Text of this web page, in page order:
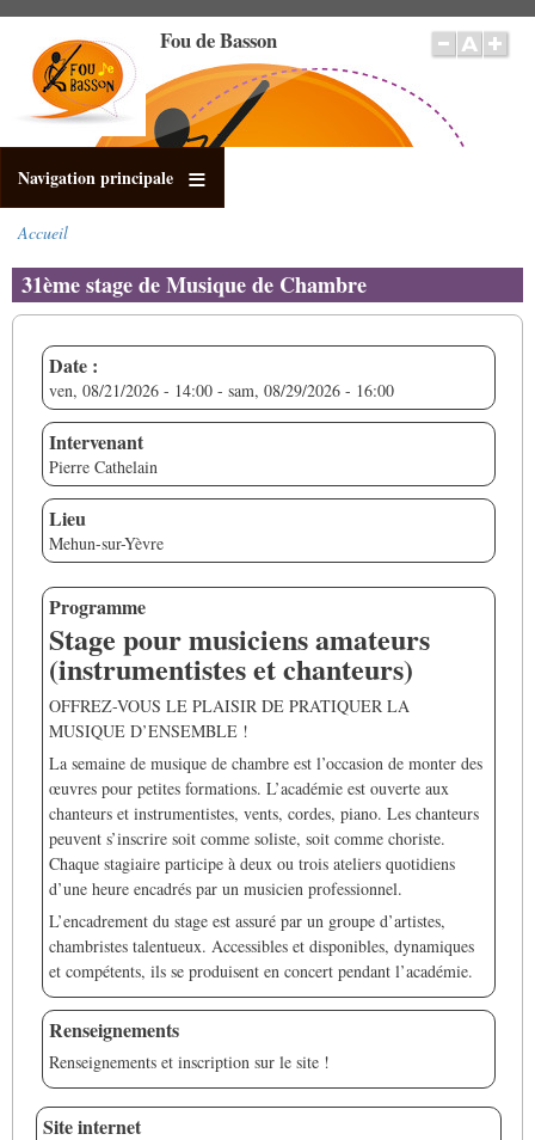
contenu
principal
Fou de Basson
Navigation principale
d'Ariane
Accueil
31ème stage de Musique de Chambre
Date :
ven, 08/21/2026 - 14:00 - sam, 08/29/2026 - 16:00
Intervenant
Pierre Cathelain
Lieu
Mehun-sur-Yèvre
Programme
Stage pour musiciens amateurs
(instrumentistes et chanteurs)
OFFREZ-VOUS LE PLAISIR DE PRATIQUER LA
MUSIQUE D’ENSEMBLE !
La semaine de musique de chambre est l’occasion de monter des
œuvres pour petites formations. L’académie est ouverte aux
chanteurs et instrumentistes, vents, cordes, piano. Les chanteurs
peuvent s’inscrire soit comme soliste, soit comme choriste.
Chaque stagiaire participe à deux ou trois ateliers quotidiens
d’une heure encadrés par un musicien professionnel.
L’encadrement du stage est assuré par un groupe d’artistes,
chambristes talentueux. Accessibles et disponibles, dynamiques
et compétents, ils se produisent en concert pendant l’académie.
Renseignements
Renseignements et inscription sur le site !
Site internet